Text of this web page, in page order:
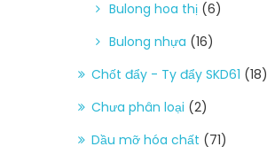
Bulong hoa thị (6)
Bulong nhựa (16)
Chốt đẩy - Ty đẩy SKD61 (18)
Chưa phân loại (2)
Dầu mỡ hóa chất (71)